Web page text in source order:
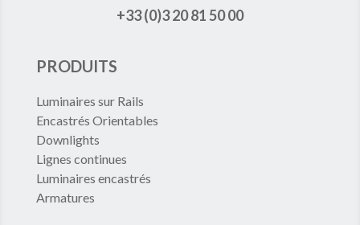
+33 (0)3 20 81 50 00
PRODUITS
Luminaires sur Rails
Encastrés Orientables
Downlights
Lignes continues
Luminaires encastrés
Armatures